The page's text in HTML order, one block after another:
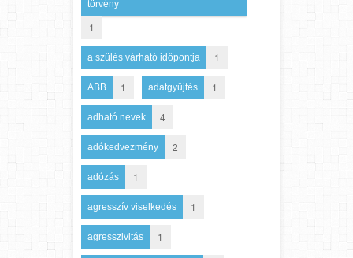
törvény
1
a szülés várható időpontja 1
ABB 1 adatgyűjtés 1
adható nevek 4
adókedvezmény 2
adózás 1
agresszív viselkedés 1
agresszivitás 1